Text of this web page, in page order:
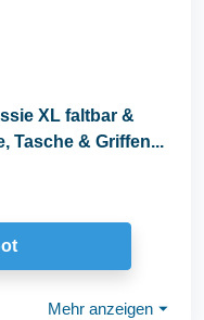
XL faltbar &
Tasche & Griffen...
Mehr anzeigen ⏷